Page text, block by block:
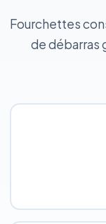
Fourchettes
de débarras